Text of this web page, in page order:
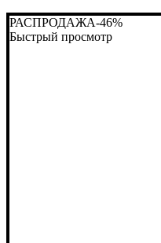
РАСПРОДАЖА-46%
Быстрый просмотр